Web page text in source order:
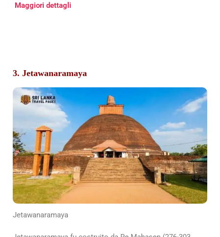
Maggiori dettagli
3. Jetawanaramaya
Jetawanaramaya